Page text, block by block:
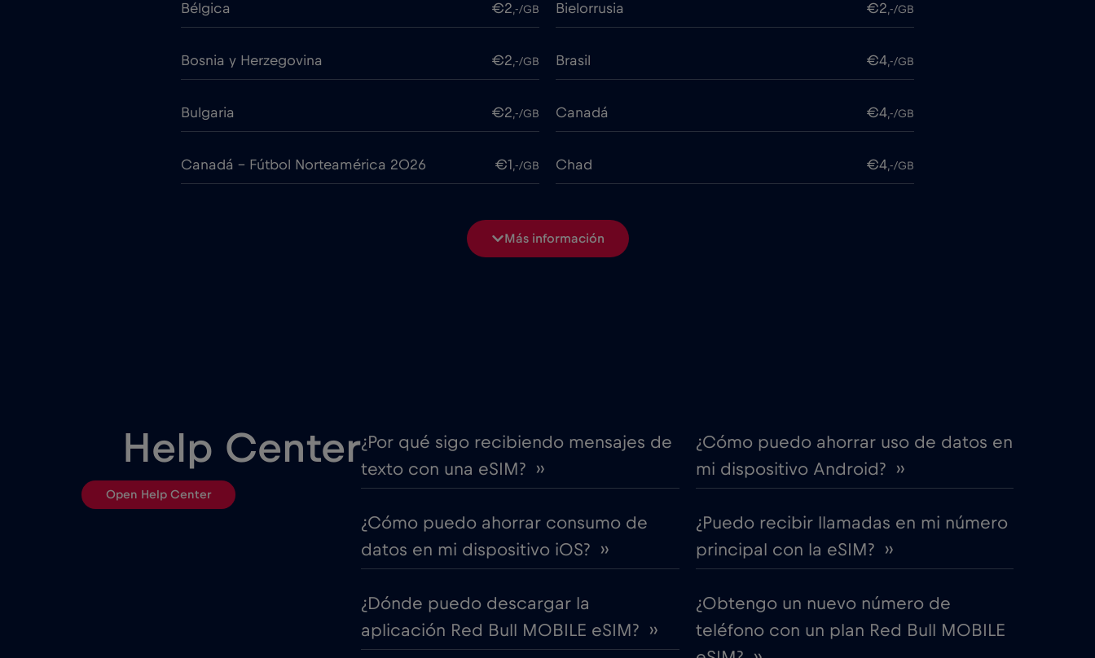
Bélgica €2,-/GB Bielorrusia €2,-/GB
Bosnia y Herzegovina €2,-/GB Brasil €4,-/GB
Bulgaria €2,-/GB Canadá €4,-/GB
Canadá - Fútbol Norteamérica 2026 €1 ,-/GB Chad €4,-/GB
€7,-/GB China
Dubai €5 ,-/GB €4
EEUU - Norteamérica Fútbol 2026 €1,-/GB Egipto €12,-/GB
€2,-/GB España €2,-/GB
Más información
Help Center
Open Help Center
¿Por qué sigo recibiendo mensajes de
texto con una eSIM? ››
¿Cómo puedo ahorrar uso de datos en
mi dispositivo Android? ››
¿Cómo puedo ahorrar consumo de
datos en mi dispositivo iOS? ››
¿Puedo recibir llamadas en mi número
principal con la eSIM? ››
¿Dónde puedo descargar la
aplicación Red Bull MOBILE eSIM? ››
¿Obtengo un nuevo número de
teléfono con un plan Red Bull MOBILE